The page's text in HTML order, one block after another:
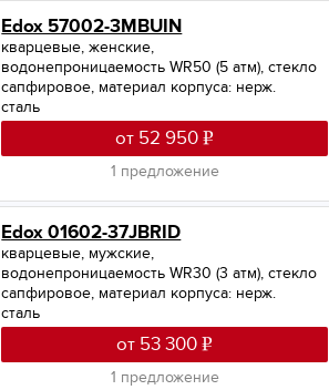
Edox 57002-3MBUIN
кварцевые, женские,
водонепроницаемость WR50 (5 атм), стекло
сапфировое, материал корпуса: нерж.
сталь
от 52 950
1 предложение
Edox 01602-37JBRID
кварцевые, мужские,
водонепроницаемость WR30 (3 атм), стекло
сапфировое, материал корпуса: нерж.
сталь
от 53 300
1 предложение